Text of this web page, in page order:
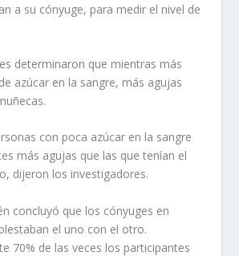
a su cónyuge, para medir el nivel de
determinaron que mientras más
azúcar en la sangre, más agujas
con poca azúcar en la sangre
más agujas que las que tenían el
dijeron los investigadores.
concluyó que los cónyuges en
el uno con el otro.
70% de las veces los participantes